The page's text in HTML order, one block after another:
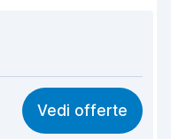
7,8
8,1
Vedi offerte